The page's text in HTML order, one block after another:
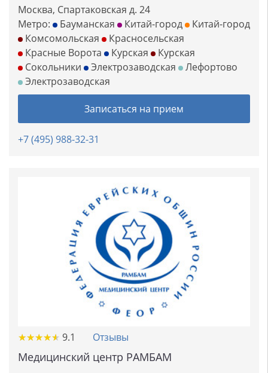
Москва, Спартаковская д. 24
Метро:
Бауманская Китай-город
Китай-город
Комсомольская
Красносельская
Красные Ворота
Курская
Курская
Сокольники
Электрозаводская
Лефортово
Электрозаводская
Записаться на прием
+7 (495) 988-32-31
★★★★★
★★★★★ 9.1 Отзывы
Медицинский центр РАМБАМ